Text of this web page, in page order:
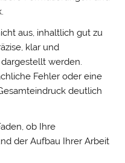
aus, inhaltlich gut zu
klar und
werden.
Fehler oder eine
deutlich
ob Ihre
der Aufbau Ihrer Arbeit